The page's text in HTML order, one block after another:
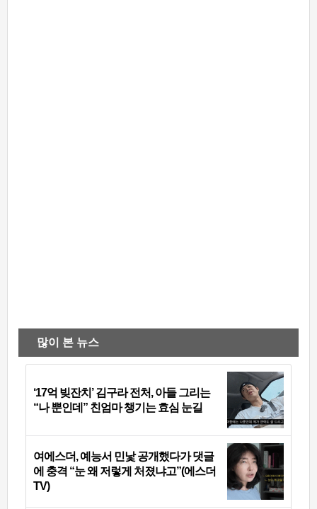
많이 본 뉴스
‘17억 빚잔치’ 김구라 전처, 아들 그리는
“나 뿐인데” 친엄마 챙기는 효심 눈길
여에스더, 예능서 민낯 공개했다가 댓글
에 충격 “눈 왜 저렇게 처졌냐고”(에스더
TV)